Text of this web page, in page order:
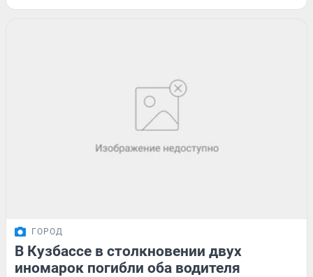
ГОРОД
В Кузбассе в столкновении двух
иномарок погибли оба водителя